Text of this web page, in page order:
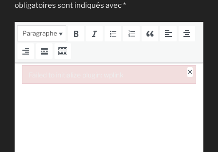
obligatoires sont indiqués avec*
Paragraphe
×
Failed to initialize plugin: wplink